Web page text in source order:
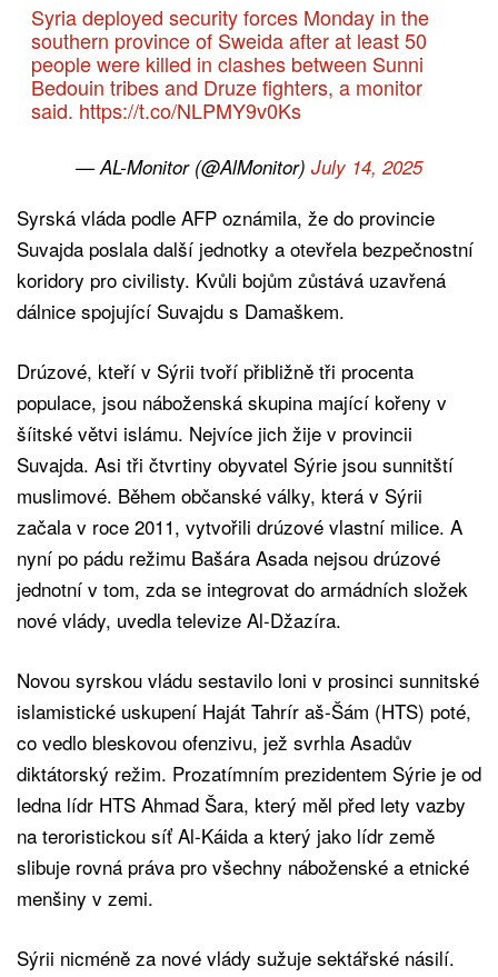
Syria deployed security forces Monday in the
southern province of Sweida after at least 50
people were killed in clashes between Sunni
Bedouin tribes and Druze fighters, a monitor
said. https://t.co/NLPMY9v0Ks
— AL-Monitor (@AlMonitor) July 14, 2025
Syrská vláda podle AFP oznámila, že do provincie
Suvajda poslala další jednotky a otevřela bezpečnostní
koridory pro civilisty. Kvůli bojům zůstává uzavřená
dálnice spojující Suvajdu s Damaškem.
Drúzové, kteří v Sýrii tvoří přibližně tři procenta
populace, jsou náboženská skupina mající kořeny v
šíitské větvi islámu. Nejvíce jich žije v provincii
Suvajda. Asi tři čtvrtiny obyvatel Sýrie jsou sunnitští
muslimové. Během občanské války, která v Sýrii
začala v roce 2011, vytvořili drúzové vlastní milice. A
nyní po pádu režimu Bašára Asada nejsou drúzové
jednotní v tom, zda se integrovat do armádních složek
nové vlády, uvedla televize Al-Džazíra.
Novou syrskou vládu sestavilo loni v prosinci sunnitské
islamistické uskupení Haját Tahrír aš-Šám (HTS) poté,
co vedlo bleskovou ofenzivu, jež svrhla Asadův
diktátorský režim. Prozatímním prezidentem Sýrie je od
ledna lídr HTS Ahmad Šara, který měl před lety vazby
na teroristickou síť Al-Káida a který jako lídr země
slibuje rovná práva pro všechny náboženské a etnické
menšiny v zemi.
Sýrii nicméně za nové vlády sužuje sektářské násilí.